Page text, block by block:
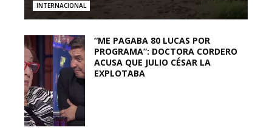
INTERNACIONAL
“ME PAGABA 80 LUCAS POR
PROGRAMA”: DOCTORA CORDERO
ACUSA QUE JULIO CÉSAR LA
EXPLOTABA